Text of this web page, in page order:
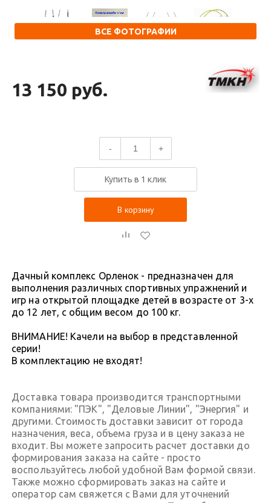
ВСЕ ФОТОГРАФИИ
13 150 руб.
- +
Купить в 1 клик
В корзину
Дачный комплекс Орленок - предназначен для
выполнения различных спортивных упражнений и
игр на открытой площадке детей в возрасте от 3-х
до 12 лет, с общим весом до 100 кг.
ВНИМАНИЕ! Качели на выбор в представленной
серии!
В комплектацию не входят!
Доставка товара производится транспортными
компаниями: "ПЭК", "Деловые Линии", "Энергия" и
другими. Стоимость доставки зависит от города
назначения, веса, объема груза и в цену заказа не
входит. Вы можете запросить расчет доставки до
формирования заказа на сайте - просто
воспользуйтесь любой удобной Вам формой связи.
Также можно сформировать заказ на сайте и
оператор сам свяжется с Вами для уточнений